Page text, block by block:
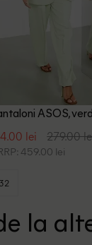
ASOS,
lei 279.00
459.00 lei
32
la